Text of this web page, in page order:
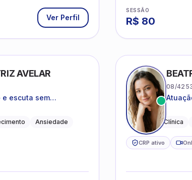
Ver Perfil
SESSÃO
R$ 80
AVELAR
e escuta sem
Ansiedade
08/
e
Psicologia Clínica
CRP ativo